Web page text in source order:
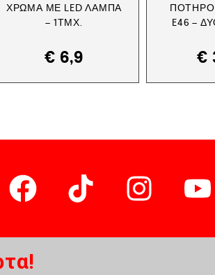
ΧΡΏΜΑ ΜΕ LED ΛΆΜΠΑ
– 1ΤΜΧ.
€ 6,9
E46 –
€